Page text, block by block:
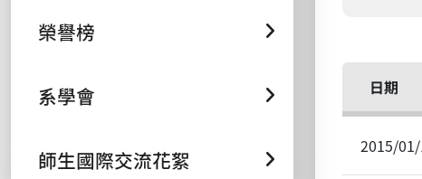
榮譽榜
系學會
師生國際交流花絮
日期
2015/